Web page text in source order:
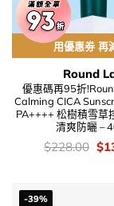
用優惠劵 再
Round
優惠碼再95折
Calming CICA
PA++++ 松樹積雪草
清爽防曬 –
價
$228.00 $
-39%